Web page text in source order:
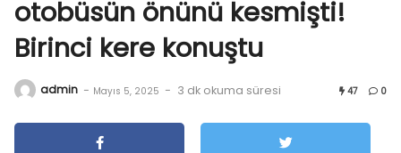
otobüsün önünü kesmişti!
Birinci kere konuştu
admin - Mayıs 5, 2025 - 3 dk okuma süresi 47 0